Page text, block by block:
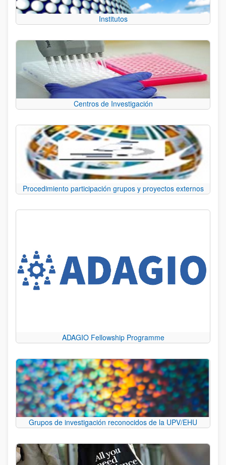
Institutos
Centros de Investigación
Procedimiento participación grupos y proyectos externos
ADAGIO Fellowship Programme
Grupos de investigación reconocidos de la UPV/EHU